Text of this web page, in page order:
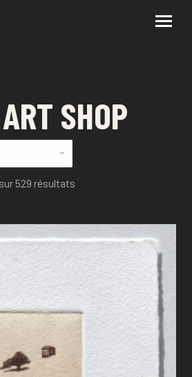
SHOP
529 résultats